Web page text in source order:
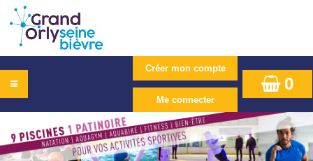
0